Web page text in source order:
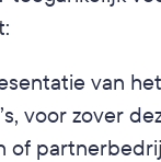
van
voor zover
of